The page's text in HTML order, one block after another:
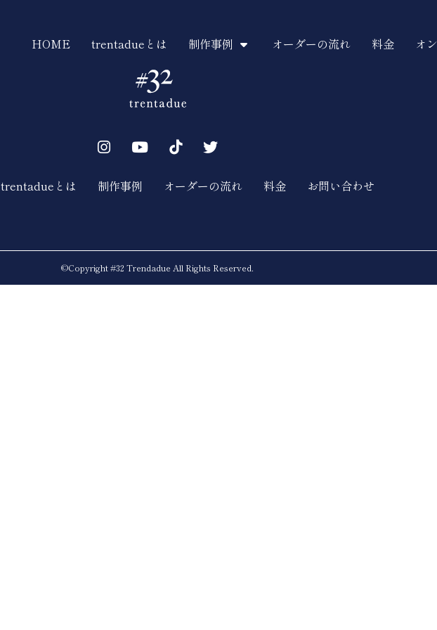
HOME trentadueとは 制作事例 オーダーの流れ 料金 オ
trentadueとは 制作事例 オーダーの流れ 料金 お問い合わせ
©︎Copyright #32 Trendadue All Rights Reserved.